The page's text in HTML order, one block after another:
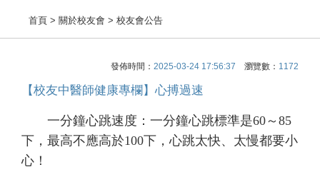
首頁 > 關於校友會 > 校友會公告
發佈時間： 2025-03-24 17:56:37 瀏覽數： 1172
【校友中醫師健康專欄】心搏過速
一分鐘心跳速度：一分鐘心跳標準是60～85
下，最高不應高於100下，心跳太快、太慢都要小
心！